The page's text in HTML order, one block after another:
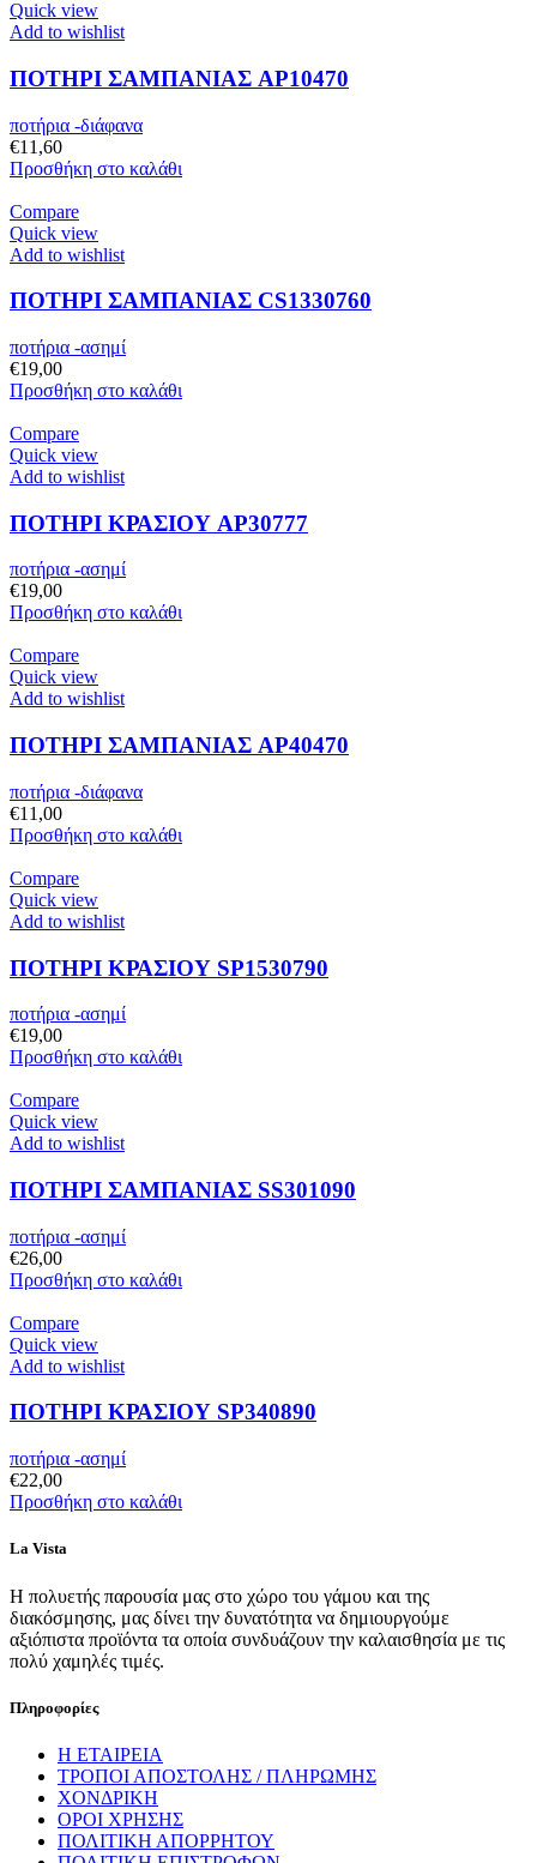
Quick view
Add to wishlist
ΠΟΤΗΡΙ ΣΑΜΠΑΝΙΑΣ AP10470
ποτήρια -διάφανα
€11,60
Προσθήκη στο καλάθι
Compare
Quick view
Add to wishlist
ΠΟΤΗΡΙ ΣΑΜΠΑΝΙΑΣ CS1330760
ποτήρια -ασημί
€19,00
Προσθήκη στο καλάθι
Compare
Quick view
Add to wishlist
ΠΟΤΗΡΙ ΚΡΑΣΙΟΥ AP30777
ποτήρια -ασημί
€19,00
Προσθήκη στο καλάθι
Compare
Quick view
Add to wishlist
ΠΟΤΗΡΙ ΣΑΜΠΑΝΙΑΣ AP40470
ποτήρια -διάφανα
€11,00
Προσθήκη στο καλάθι
Compare
Quick view
Add to wishlist
ΠΟΤΗΡΙ ΚΡΑΣΙΟΥ SP1530790
ποτήρια -ασημί
€19,00
Προσθήκη στο καλάθι
Compare
Quick view
Add to wishlist
ΠΟΤΗΡΙ ΣΑΜΠΑΝΙΑΣ SS301090
ποτήρια -ασημί
€26,00
Προσθήκη στο καλάθι
Compare
Quick view
Add to wishlist
ΠΟΤΗΡΙ ΚΡΑΣΙΟΥ SP340890
ποτήρια -ασημί
€22,00
Προσθήκη στο καλάθι
La Vista
Η πολυετής παρουσία μας στο χώρο του γάμου και της
διακόσμησης, μας δίνει την δυνατότητα να δημιουργούμε
αξιόπιστα προϊόντα τα οποία συνδυάζουν την καλαισθησία με τις
πολύ χαμηλές τιμές.
Πληροφορίες
Η ΕΤΑΙΡΕΙΑ
ΤΡΟΠΟΙ ΑΠΟΣΤΟΛΗΣ / ΠΛΗΡΩΜΗΣ
ΧΟΝΔΡΙΚΗ
ΟΡΟΙ ΧΡΗΣΗΣ
ΠΟΛΙΤΙΚΗ ΑΠΟΡΡΗΤΟΥ